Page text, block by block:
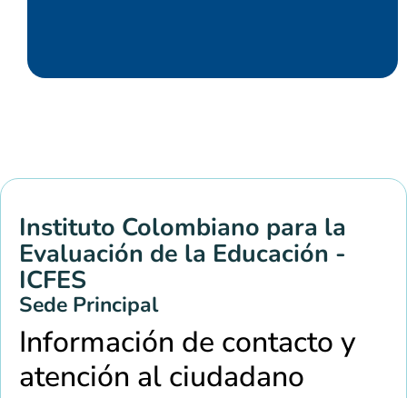
Instituto Colombiano para la
Evaluación de la Educación -
ICFES
Sede Principal
Información de contacto y
atención al ciudadano